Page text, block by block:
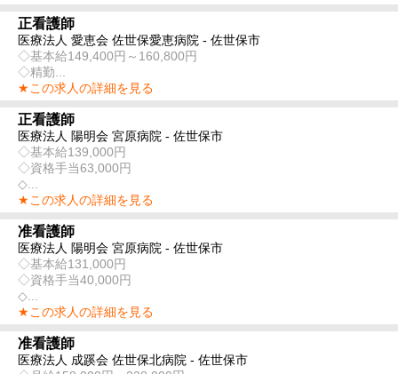
正看護師
医療法人 愛恵会 佐世保愛恵病院 - 佐世保市
◇基本給149,400円～160,800円
◇精勤...
★この求人の詳細を見る
正看護師
医療法人 陽明会 宮原病院 - 佐世保市
◇基本給139,000円
◇資格手当63,000円
◇...
★この求人の詳細を見る
准看護師
医療法人 陽明会 宮原病院 - 佐世保市
◇基本給131,000円
◇資格手当40,000円
◇...
★この求人の詳細を見る
准看護師
医療法人 成蹊会 佐世保北病院 - 佐世保市